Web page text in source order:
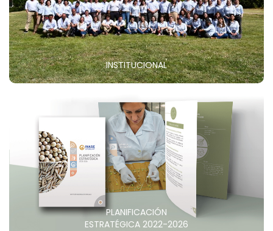
INSTITUCIONAL
PLANIFICACIÓN
ESTRATÉGICA 2022-2026